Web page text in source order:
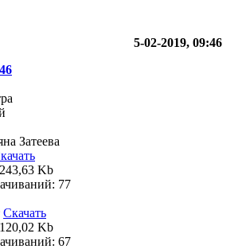
5-02-2019, 09:46
Затеева
Kb
77
Скачать
Kb
67